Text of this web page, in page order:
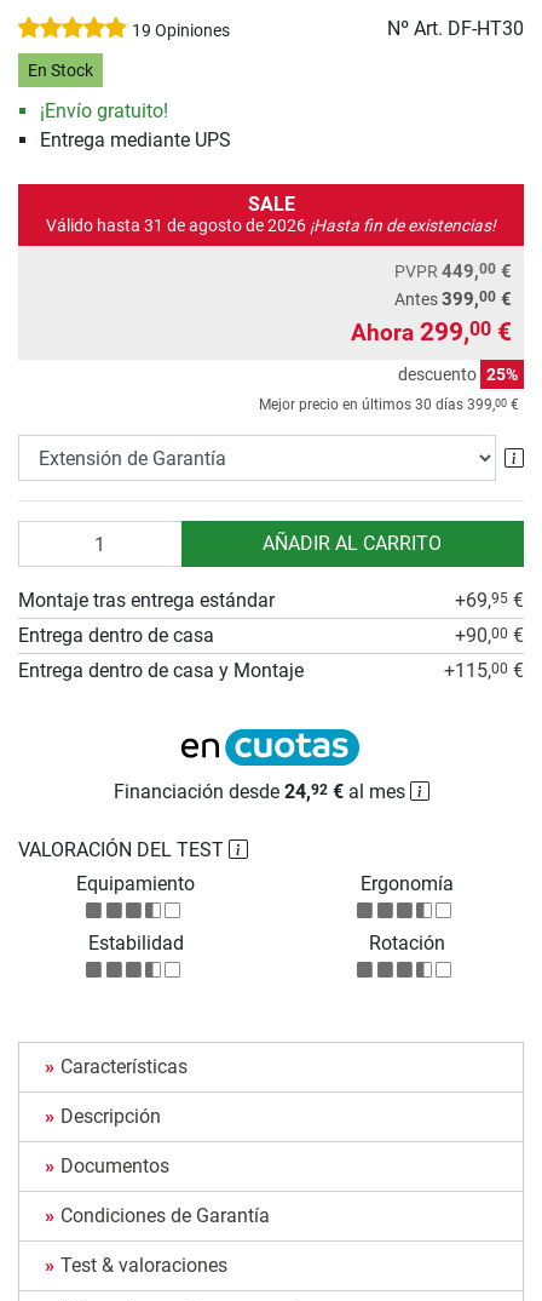
19 Opiniones Nº Art. DF-HT30
En Stock
¡Envío gratuito!
Entrega mediante UPS
SALE
Válido hasta 31 de agosto de 2026 ¡Hasta fin de existencias!
PVPR 449,00 €
Antes399,00 €
Ahora 299,00 €
descuento 25%
Mejor precio en últimos 30 días 399,00 €
AÑADIR AL CARRITO
VALORACIÓN DEL TEST
Equipamiento
Ergonomía
Estabilidad Rotación
Montaje tras entrega estándar +69,95 €
Entrega dentro de casa
+90,00 €
Entrega dentro de casa y Montaje
+115,00 €
Financiación desde 24,92€al mes
Características
Descripción
Documentos
Condiciones de Garantía
Test & valoraciones